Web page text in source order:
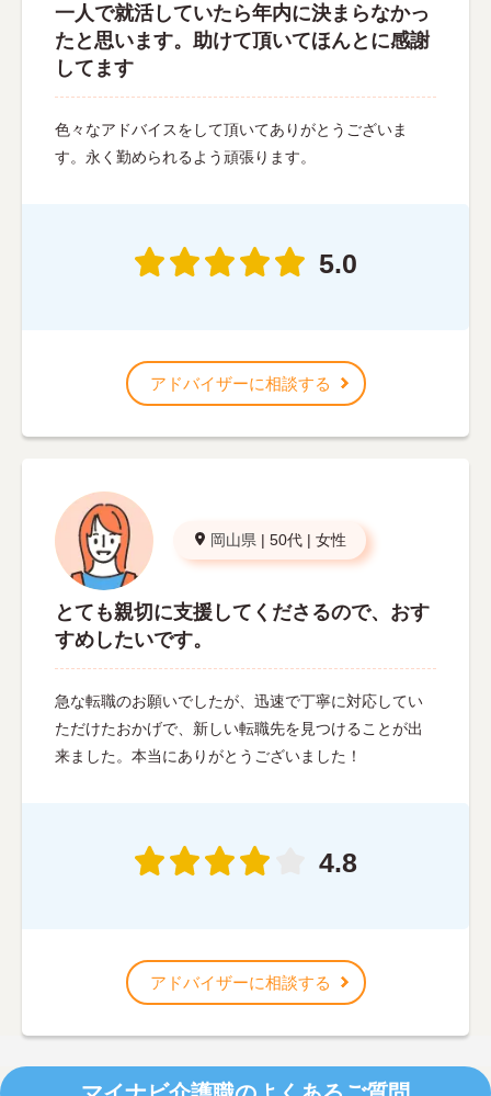
一人で就活していたら年内に決まらなかっ
たと思います。助けて頂いてほんとに感謝
してます
色々なアドバイスをして頂いてありがとうございま
す。永く勤められるよう頑張ります。
5.0
アドバイザーに相談する
岡山県 | 50代 | 女性
とても親切に支援してくださるので、おす
すめしたいです。
急な転職のお願いでしたが、迅速で丁寧に対応してい
ただけたおかげで、新しい転職先を見つけることが出
来ました。本当にありがとうございました！
4.8
アドバイザーに相談する